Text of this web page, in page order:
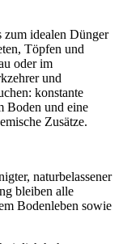
zum idealen Dünger
Töpfen und
oder im
und
konstante
Boden und eine
Zusätze.
naturbelassener
bleiben alle
Bodenleben sowie